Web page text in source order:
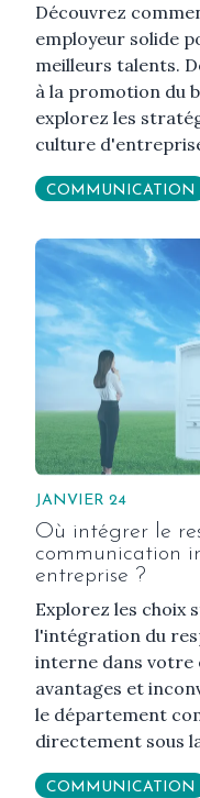
Découvrez
employeur solide
meilleurs talents.
à la promotion du
explorez les
culture
COMMUNICATION
JANVIER 24
Où intégrer le
communication
entreprise ?
Explorez les choix
l'intégration du
interne dans votre
avantages et
le département
directement sous
COMMUNICATION